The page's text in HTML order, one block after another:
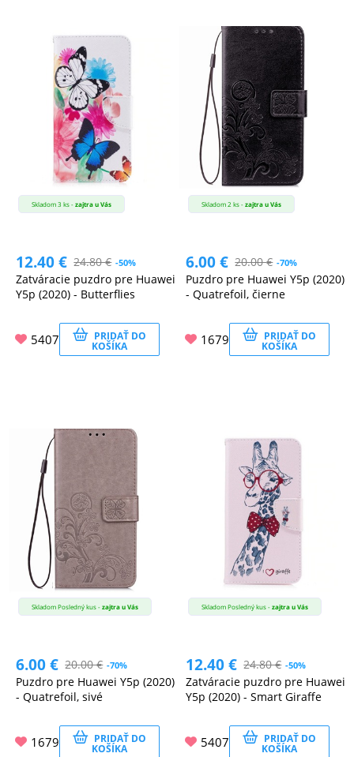
Skladom 3 ks -zajtra u Vás
12.40€ 24.80€ -50%
Zatváracie puzdro pre Huawei
Y5p (2020) - Butterflies
5407 PRIDAŤ DO
KOŠÍKA
Skladom 2 ks -zajtra u Vás
6.00€ 20.00€ -70%
Puzdro pre Huawei Y5p (2020)
- Quatrefoil, čierne
1679 PRIDAŤ DO
KOŠÍKA
Skladom Posledný kus -zajtra u Vás
6.00€ 20.00€ -70%
Puzdro pre Huawei Y5p (2020)
- Quatrefoil, sivé
1679 PRIDAŤ DO
KOŠÍKA
Skladom Posledný kus -zajtra u Vás
12.40€ 24.80€ -50%
Zatváracie puzdro pre Huawei
Y5p (2020) - Smart Giraffe
5407 PRIDAŤ DO
KOŠÍKA